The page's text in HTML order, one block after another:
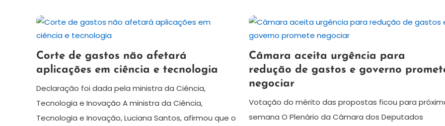
20
de
dezembro
de
Redação
Corte de gastos não afetará
aplicações em ciência e tecnologia
Declaração foi dada pela ministra da Ciência,
Tecnologia e Inovação A ministra da Ciência,
Tecnologia e Inovação, Luciana Santos, afirmou que o
6
de
dezembro
de
2024
Redação
Câmara aceita urgência para
redução de gastos e governo
negociar
Votação do mérito das propostas ficou para
semana O Plenário da Câmara dos Deputados